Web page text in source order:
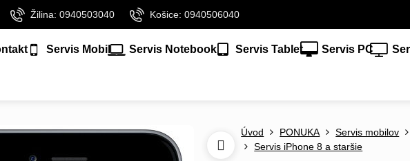
Žilina: 0940503040 Košice: 0940506040
Servis Mobil Servis Notebook Servis Tablet Servis PC
Úvod PONUKA Servis mobilov
Servis iPhone 8 a staršie